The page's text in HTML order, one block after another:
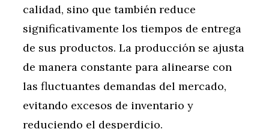
calidad, sino que también reduce
significativamente los tiempos de entrega
de sus productos. La producción se ajusta
de manera constante para alinearse con
las fluctuantes demandas del mercado,
evitando excesos de inventario y
reduciendo el desperdicio.